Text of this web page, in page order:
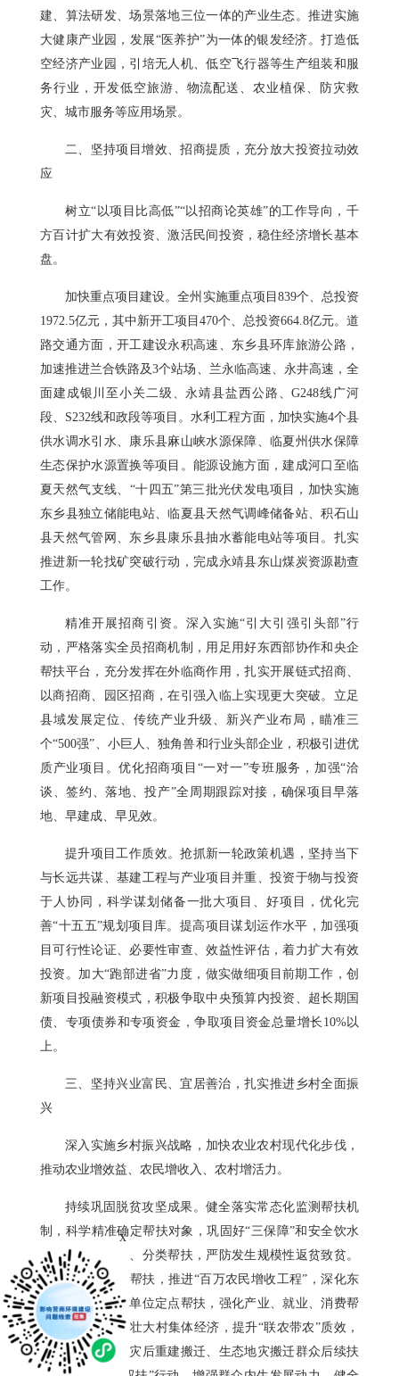
建、算法研发、场景落地三位一体的产业生态。推进实施
大健康产业园，发展“医养护”为一体的银发经济。打造低
空经济产业园，引培无人机、低空飞行器等生产组装和服
务行业，开发低空旅游、物流配送、农业植保、防灾救
灾、城市服务等应用场景。
二、坚持项目增效、招商提质，充分放大投资拉动效
应
树立“以项目比高低”“以招商论英雄”的工作导向，千
方百计扩大有效投资、激活民间投资，稳住经济增长基本
盘。
加快重点项目建设。全州实施重点项目839个、总投资
1972.5亿元，其中新开工项目470个、总投资664.8亿元。道
路交通方面，开工建设永积高速、东乡县环库旅游公路，
加速推进兰合铁路及3个站场、兰永临高速、永井高速，全
面建成银川至小关二级、永靖县盐西公路、G248线广河
段、S232线和政段等项目。水利工程方面，加快实施4个县
供水调水引水、康乐县麻山峡水源保障、临夏州供水保障
生态保护水源置换等项目。能源设施方面，建成河口至临
夏天然气支线、“十四五”第三批光伏发电项目，加快实施
东乡县独立储能电站、临夏县天然气调峰储备站、积石山
县天然气管网、东乡县康乐县抽水蓄能电站等项目。扎实
推进新一轮找矿突破行动，完成永靖县东山煤炭资源勘查
工作。
精准开展招商引资。深入实施“引大引强引头部”行
动，严格落实全员招商机制，用足用好东西部协作和央企
帮扶平台，充分发挥在外临商作用，扎实开展链式招商、
以商招商、园区招商，在引强入临上实现更大突破。立足
县域发展定位、传统产业升级、新兴产业布局，瞄准三
个“500强”、小巨人、独角兽和行业头部企业，积极引进优
质产业项目。优化招商项目“一对一”专班服务，加强“洽
谈、签约、落地、投产”全周期跟踪对接，确保项目早落
地、早建成、早见效。
提升项目工作质效。抢抓新一轮政策机遇，坚持当下
与长远共谋、基建工程与产业项目并重、投资于物与投资
于人协同，科学谋划储备一批大项目、好项目，优化完
善“十五五”规划项目库。提高项目谋划运作水平，加强项
目可行性论证、必要性审查、效益性评估，着力扩大有效
投资。加大“跑部进省”力度，做实做细项目前期工作，创
新项目投融资模式，积极争取中央预算内投资、超长期国
债、专项债券和专项资金，争取项目资金总量增长10%以
上。
三、坚持兴业富民、宜居善治，扎实推进乡村全面振
兴
深入实施乡村振兴战略，加快农业农村现代化步伐，
推动农业增效益、农民增收入、农村增活力。
持续巩固脱贫攻坚成果。健全落实常态化监测帮扶机
制，科学精准确定帮扶对象，巩固好“三保障”和安全饮水
成果，因户施策、分类帮扶，严防发生规模性返贫致贫。
统筹实施开发式帮扶，推进“百万农民增收工程”，深化东
西部协作和中央单位定点帮扶，强化产业、就业、消费帮
扶和技能培训，壮大村集体经济，提升“联农带农”质效，
加强易地搬迁、灾后重建搬迁、生态地灾搬迁群众后续扶
x